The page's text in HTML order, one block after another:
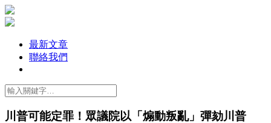
最新文章
聯絡我們
川普可能定罪！眾議院以「煽動叛亂」彈劾川普